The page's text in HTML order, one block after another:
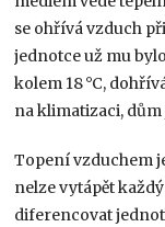
se ohřívá vzduch
jednotce už mu
kolem 18 °C,
na klimatizaci,
Topení vzduchem
nelze vytápět
diferencovat